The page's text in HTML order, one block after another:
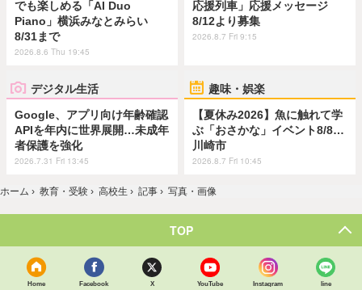
でも楽しめる「AI Duo
Piano」横浜みなとみらい
8/31まで
2026.8.6 Thu 19:45
応援列車」応援メッセージ
8/12より募集
2026.8.7 Fri 9:15
デジタル生活
Google、アプリ向け年齢確認
APIを年内に世界展開…未成年
者保護を強化
2026.7.31 Fri 13:45
趣味・娯楽
【夏休み2026】魚に触れて学
ぶ「おさかな」イベント8/8…
川崎市
2026.8.7 Fri 10:45
ホーム › 教育・受験 › 高校生 › 記事 › 写真・画像
TOP
Home Facebook X YouTube Instagram line